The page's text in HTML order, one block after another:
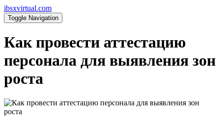
ibsxvirtual.com
Toggle Navigation
Как провести аттестацию
персонала для выявления зон
роста